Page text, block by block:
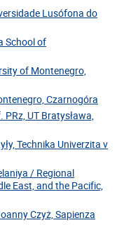
Lusófona do
School of
of Montenegro,
Czarnogóra
UT Bratysława,
Technika Univerzita v
/ Regional
East, and the Pacific,
Czyż, Sapienza